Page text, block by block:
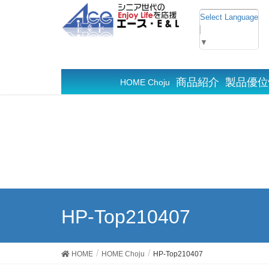
Select Language
▼
HOME Choju 商品紹介 製品優
HP-Top210407
HOME HOME Choju HP-Top210407